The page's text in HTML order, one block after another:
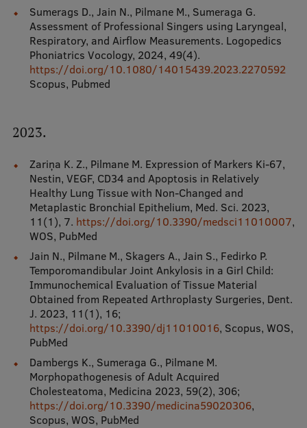
Sumerags D., Jain N., Pilmane M., Sumeraga G.
Assessment of Professional Singers using Laryngeal,
Respiratory, and Airflow Measurements. Logopedics
Phoniatrics Vocology, 2024, 49(4).
https://doi.org/10.1080/14015439.2023.2270592
Scopus, Pubmed
2023.
Zariņa K. Z., Pilmane M. Expression of Markers Ki-67,
Nestin, VEGF, CD34 and Apoptosis in Relatively
Healthy Lung Tissue with Non-Changed and
Metaplastic Bronchial Epithelium, Med. Sci. 2023,
11(1), 7. https://doi.org/10.3390/medsci11010007,
WOS, PubMed
Jain N., Pilmane M., Skagers A., Jain S., Fedirko P.
Temporomandibular Joint Ankylosis in a Girl Child:
Immunochemical Evaluation of Tissue Material
Obtained from Repeated Arthroplasty Surgeries, Dent.
J. 2023, 11(1), 16;
https://doi.org/10.3390/dj11010016, Scopus, WOS,
PubMed
Dambergs K., Sumeraga G., Pilmane M.
Morphopathogenesis of Adult Acquired
Cholesteatoma, Medicina 2023, 59(2), 306;
https://doi.org/10.3390/medicina59020306,
Scopus, WOS, PubMed